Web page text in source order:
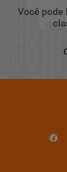
Você pode